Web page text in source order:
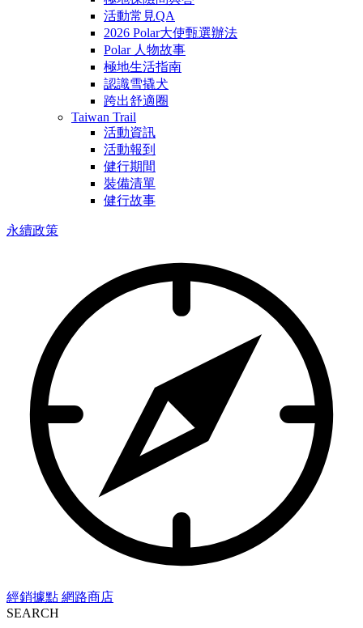
活動常見QA
2026 Polar大使甄選辦法
Polar 人物故事
極地生活指南
認識雪撬犬
跨出舒適圈
Taiwan Trail
活動資訊
活動報到
健行期間
裝備清單
健行故事
永續政策
經銷據點 網路商店
SEARCH